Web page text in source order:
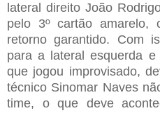
lateral direito João
pelo 3º cartão amarelo,
retorno garantido. Com
para a lateral esquerda
que jogou improvisado,
técnico Sinomar Naves
time, o que deve